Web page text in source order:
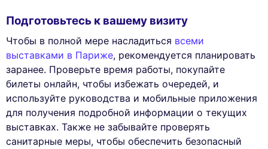
Подготовьтесь к вашему визиту
Чтобы в полной мере насладиться всеми
выставками в Париже, рекомендуется планировать
заранее. Проверьте время работы, покупайте
билеты онлайн, чтобы избежать очередей, и
используйте руководства и мобильные приложения
для получения подробной информации о текущих
выставках. Также не забывайте проверять
санитарные меры, чтобы обеспечить безопасный